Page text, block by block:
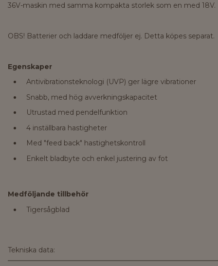
36V-maskin med samma kompakta storlek som en med 18V.
OBS! Batterier och laddare medföljer ej. Detta köpes separat.
Egenskaper
Antivibrationsteknologi (UVP) ger lägre vibrationer
Snabb, med hög avverkningskapacitet
Utrustad med pendelfunktion
4 inställbara hastigheter
Med "feed back" hastighetskontroll
Enkelt bladbyte och enkel justering av fot
Medföljande tillbehör
Tigersågblad
Tekniska data: